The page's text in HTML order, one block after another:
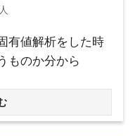
有値解析をした時
ものか分から